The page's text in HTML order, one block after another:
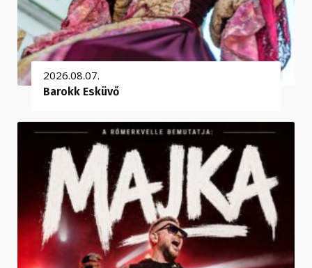
2026.08.07.
Barokk Esküvő